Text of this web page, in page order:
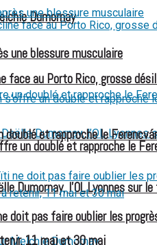
face au Porto Rico, grosse
Dumornay, l’OL Lyonnes sur
Dumornay
un doublé et rapproche le
11 mai et 30 mai
une blessure musculaire
doublé et rapproche le
doit pas faire oublier les